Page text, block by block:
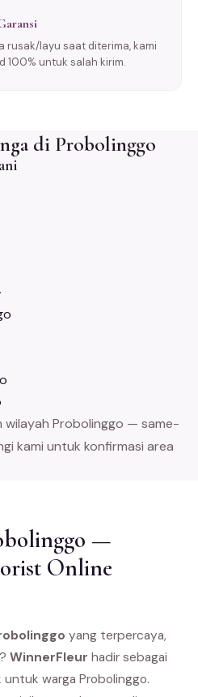
rusak/layu saat diterima, kami
100% untuk salah kirim.
di Probolinggo
wilayah Probolinggo — same-
kami untuk konfirmasi area
—
Online
yang terpercaya,
WinnerFleur hadir sebagai
warga Probolinggo.